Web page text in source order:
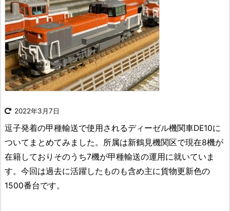
2022年3月7日
逗子発着の甲種輸送で使用されるディーゼル機関車DE10に
ついてまとめてみました。所属は新鶴見機関区で現在8機が
在籍しておりそのうち7機が甲種輸送の運用に就いていま
す。今回は過去に活躍したものも含め主に貨物更新色の
1500番台です。